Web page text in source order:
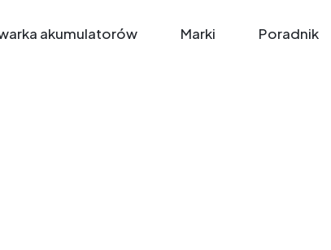
akumulatorów Marki Poradnik